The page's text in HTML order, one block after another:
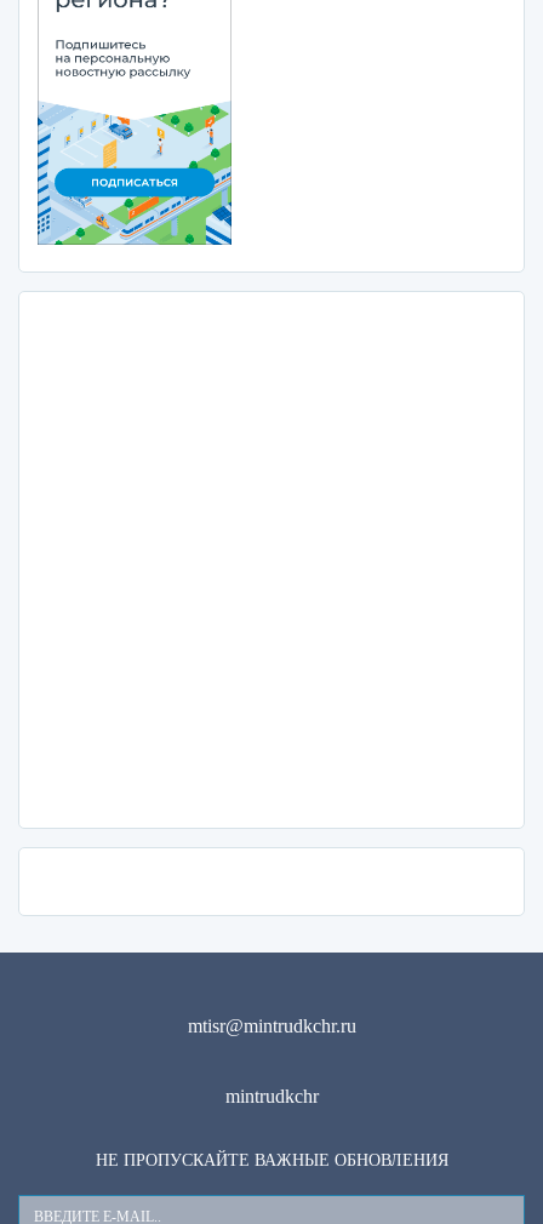
mtisr@mintrudkchr.ru
mintrudkchr
НЕ ПРОПУСКАЙТЕ ВАЖНЫЕ ОБНОВЛЕНИЯ
Ваш